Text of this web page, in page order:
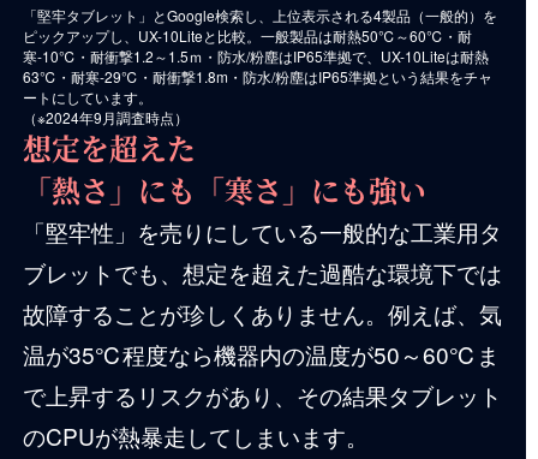
想定を超えた
「熱さ」にも「寒さ」にも強い
「堅牢性」を売りにしている一般的な工業用タ
ブレットでも、想定を超えた過酷な環境下では
故障することが珍しくありません。例えば、気
温が35℃程度なら機器内の温度が50～60℃ま
で上昇するリスクがあり、その結果タブレット
のCPUが熱暴走してしまいます。
「堅牢タブレット」とGoogle検索し、上位表示される4製品（一般的）を
ピックアップし、UX-10Liteと比較。一般製品は耐熱50℃～60℃・耐
寒-10℃・耐衝撃1.2～1.5ｍ・防水/粉塵はIP65準拠で、UX-10Liteは耐熱
63℃・耐寒-29℃・耐衝撃1.8m・防水/粉塵はIP65準拠という結果をチャ
ートにしています。
（※2024年9月調査時点）